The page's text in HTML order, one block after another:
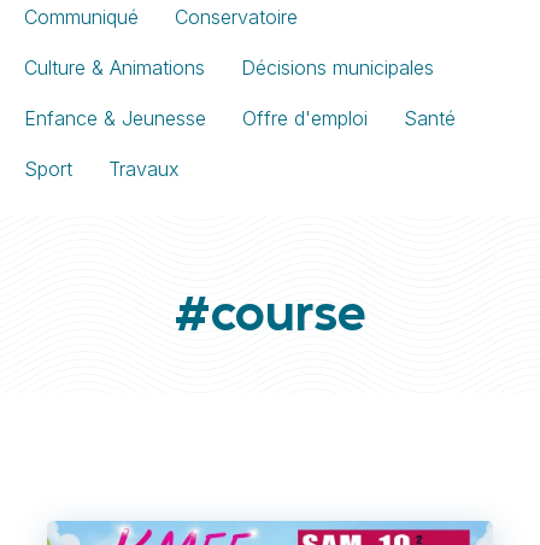
Communiqué Conservatoire
Culture & Animations Décisions municipales
Enfance & Jeunesse Offre d'emploi Santé
Sport Travaux
#course